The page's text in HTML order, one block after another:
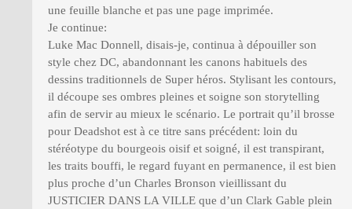
une feuille blanche et pas une page imprimée.
Je continue:
Luke Mac Donnell, disais-je, continua à dépouiller son
style chez DC, abandonnant les canons habituels des
dessins traditionnels de Super héros. Stylisant les contours,
il découpe ses ombres pleines et soigne son storytelling
afin de servir au mieux le scénario. Le portrait qu’il brosse
pour Deadshot est à ce titre sans précédent: loin du
stéréotype du bourgeois oisif et soigné, il est transpirant,
les traits bouffi, le regard fuyant en permanence, il est bien
plus proche d’un Charles Bronson vieillissant du
JUSTICIER DANS LA VILLE que d’un Clark Gable plein